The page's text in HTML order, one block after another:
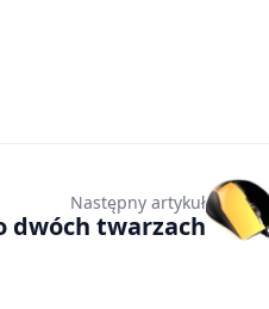
Następny artykuł
dwóch twarzach